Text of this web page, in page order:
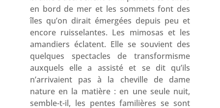
en bord de mer et les sommets font des
îles qu’on dirait émergées depuis peu et
encore ruisselantes. Les mimosas et les
amandiers éclatent. Elle se souvient des
quelques spectacles de transformisme
auxquels elle a assisté et se dit qu’ils
n’arrivaient pas à la cheville de dame
nature en la matière : en une seule nuit,
semble-t-il, les pentes familières se sont